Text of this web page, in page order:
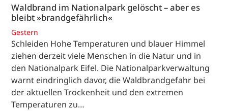
Waldbrand im Nationalpark gelöscht – aber es
bleibt »brandgefährlich«
Gestern
Schleiden Hohe Temperaturen und blauer Himmel
ziehen derzeit viele Menschen in die Natur und in
den Nationalpark Eifel. Die Nationalparkverwaltung
warnt eindringlich davor, die Waldbrandgefahr bei
der aktuellen Trockenheit und den extremen
Temperaturen zu…